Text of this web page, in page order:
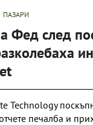
ПАЗАРИ
Фед след
Technology
печалба и